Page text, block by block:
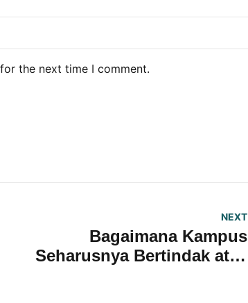
the next time I comment.
NEXT
Bagaimana Kampus
Seharusnya Bertindak atas